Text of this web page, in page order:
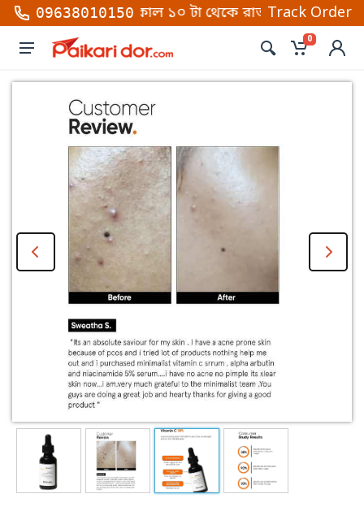
09638010150
কল করুন সকাল ১০ টা থেকে রাত ১০টা (শনি থেকে
Track Order
0